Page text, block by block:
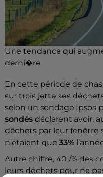
Une tendance qui
derni�re
En cette période de
sur trois jette ses
selon un sondage Ipsos
sondés déclarent avoir,
déchets par leur fenêtre
n’étaient que 33%
Autre chiffre, 40 /% des
leurs déchets pour ne